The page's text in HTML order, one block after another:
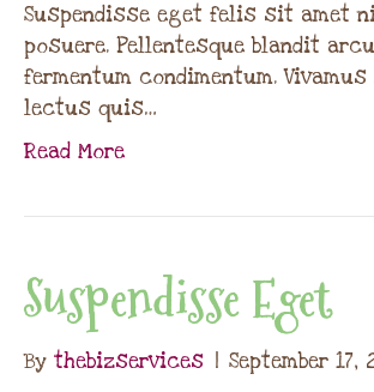
Suspendisse eget felis sit amet
posuere. Pellentesque blandit
fermentum condimentum.
lectus quis…
Read More
Suspendisse Eget
By thebizservices | September 17,